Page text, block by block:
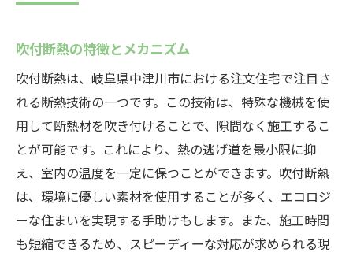
吹付断熱の特徴とメカニズム
吹付断熱は、岐阜県中津川市における注文住宅で注目さ
れる断熱技術の一つです。この技術は、特殊な機械を使
用して断熱材を吹き付けることで、隙間なく施工するこ
とが可能です。これにより、熱の逃げ道を最小限に抑
え、室内の温度を一定に保つことができます。吹付断熱
は、環境に優しい素材を使用することが多く、エコロジ
ーな住まいを実現する手助けもします。また、施工時間
も短縮できるため、スピーディーな対応が求められる現